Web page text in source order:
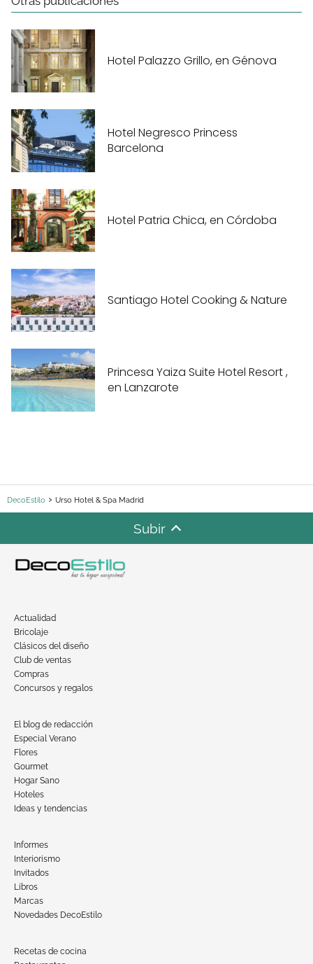
Hotel Palazzo Grillo, en Génova
Hotel Negresco Princess
Barcelona
Hotel Patria Chica, en Córdoba
Santiago Hotel Cooking & Nature
Princesa Yaiza Suite Hotel Resort ,
en Lanzarote
DecoEstilo Urso Hotel & Spa Madrid
Subir
Actualidad
Bricolaje
Clásicos del diseño
Club de ventas
Compras
Concursos y regalos
El blog de redacción
Especial Verano
Flores
Gourmet
Hogar Sano
Hoteles
Ideas y tendencias
Informes
Interiorismo
Invitados
Libros
Marcas
Novedades DecoEstilo
Recetas de cocina